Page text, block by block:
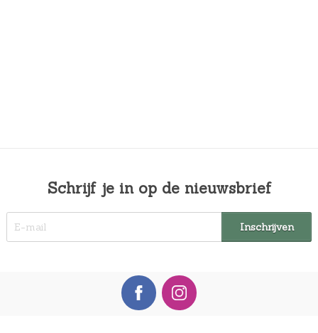
Schrijf je in op de nieuwsbrief